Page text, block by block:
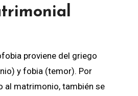
proviene del griego
y fobia (temor). Por
al matrimonio, también se